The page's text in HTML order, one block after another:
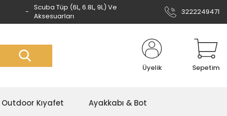
Scuba Tüp (6L, 6.8L, 9L) Ve
Aksesuarları
3222249471
Üyelik Sepetim
Outdoor Kıyafet Ayakkabı & Bot